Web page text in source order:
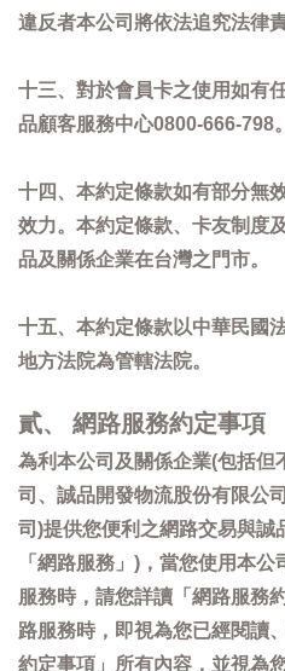
違反者本公司將依法追究法律責
十三、對於會員卡之使用如有
品顧客服務中心0800-666-798。
十四、本約定條款如有部分無
效力。本約定條款、卡友制度
品及關係企業在台灣之門市。
十五、本約定條款以中華民國
地方法院為管轄法院。
貳、 網路服務約定事項
為利本公司及關係企業(包括但
司、誠品開發物流股份有限公
司)提供您便利之網路交易與誠
「網路服務」)，當您使用本
服務時，請您詳讀「網路服務
路服務時，即視為您已經閱讀
約定事項」所有內容，並視為